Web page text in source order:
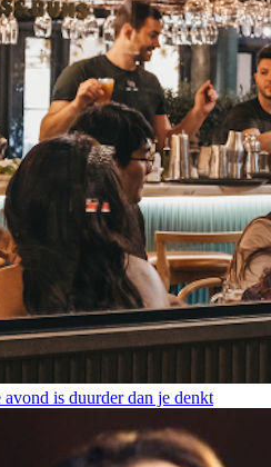
is duurder dan je denkt